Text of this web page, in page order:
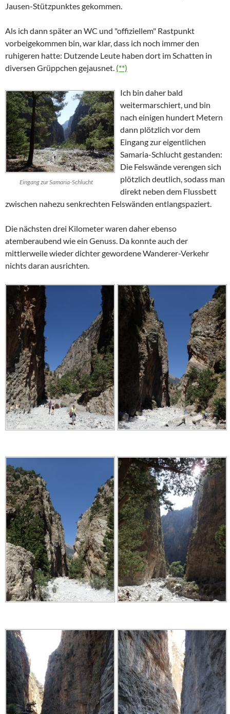
Jausen-Stützpunktes gekommen.
Als ich dann später an WC und "offiziellem" Rastpunkt
vorbeigekommen bin, war klar, dass ich noch immer den
ruhigeren hatte: Dutzende Leute haben dort im Schatten in
diversen Grüppchen gejausnet. (**)
Eingang zur Samaria-Schlucht
Ich bin daher bald
weitermarschiert, und bin
nach einigen hundert Metern
dann plötzlich vor dem
Eingang zur eigentlichen
Samaria-Schlucht gestanden:
Die Felswände verengen sich
plötzlich deutlich, sodass man
direkt neben dem Flussbett
zwischen nahezu senkrechten Felswänden entlangspaziert.
Die nächsten drei Kilometer waren daher ebenso
atemberaubend wie ein Genuss. Da konnte auch der
mittlerweile wieder dichter gewordene Wanderer-Verkehr
nichts daran ausrichten.